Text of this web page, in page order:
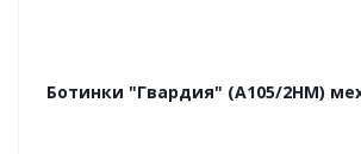
Ботинки "Гвардия" (А105/2НМ)